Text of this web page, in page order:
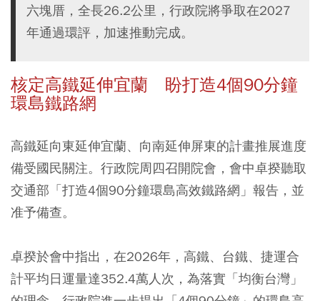
六塊厝，全長26.2公里，行政院將爭取在2027
年通過環評，加速推動完成。
核定高鐵延伸宜蘭 盼打造4個90分鐘
環島鐵路網
高鐵延向東延伸宜蘭、向南延伸屏東的計畫推展進度
備受國民關注。行政院周四召開院會，會中卓揆聽取
交通部「打造4個90分鐘環島高效鐵路網」報告，並
准予備查。
卓揆於會中指出，在2026年，高鐵、台鐵、捷運合
計平均日運量達352.4萬人次，為落實「均衡台灣」